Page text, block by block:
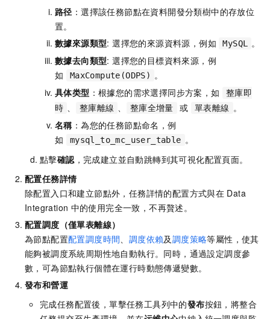
路径 ：選擇該任務節點在資料開發分類樹中的存放位
置。
數據來源類型: 選擇您的來源資料源，例如 MySQL 。
數據去向類型: 選擇您的目標資料來源，例
如
MaxCompute(ODPS) 。
具体类型 ：根據您的需求選擇同步方案，如
整庫即
時 、 整庫離線 、 整庫全增量 或 單表離線 。
名稱：為您的任務節點命名，例
如
mysql_to_mc_user_table 。
點擊確認，完成建立並自動跳轉到其可視化配置頁面。
配置任務詳情
除配置入口和建立節點外，任務詳情的配置方式與在 Data
Integration 中的使用完全一致，不再贅述。
配置調度（僅單表離線）
為節點配置配置調度時間、 調度依賴及調度策略等屬性，使其
能夠被調度系統周期性地自動執行。同時，通過設定調度參
數，可為節點執行個體在運行時動態傳遞變數。
發布和營運
完成任務配置後，單擊任務工具列中的發布按鈕，將整合